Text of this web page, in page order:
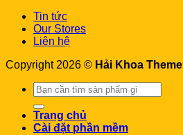
Tin tức
Our Stores
Liên hệ
Copyright 2026 © Hải Khoa Theme
Search
for:
Trang chủ
Cài đặt phần mềm